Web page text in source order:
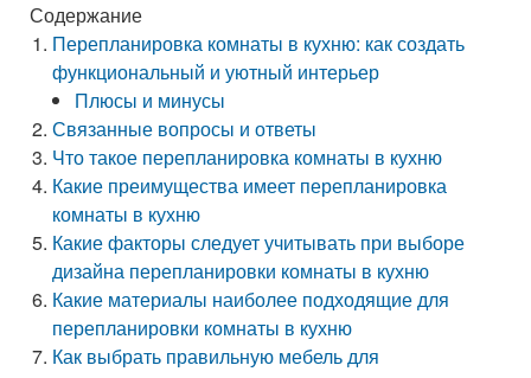
Содержание
Перепланировка комнаты в кухню: как создать
функциональный и уютный интерьер
Плюсы и минусы
Связанные вопросы и ответы
Что такое перепланировка комнаты в кухню
Какие преимущества имеет перепланировка
комнаты в кухню
Какие факторы следует учитывать при выборе
дизайна перепланировки комнаты в кухню
Какие материалы наиболее подходящие для
перепланировки комнаты в кухню
Как выбрать правильную мебель для